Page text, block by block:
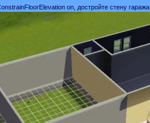
on, достройте стену гаража.